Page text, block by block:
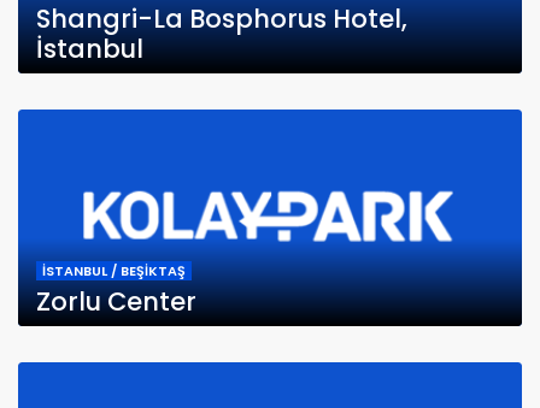
Shangri-La Bosphorus Hotel,
İstanbul
İSTANBUL / BEŞİKTAŞ
Zorlu Center